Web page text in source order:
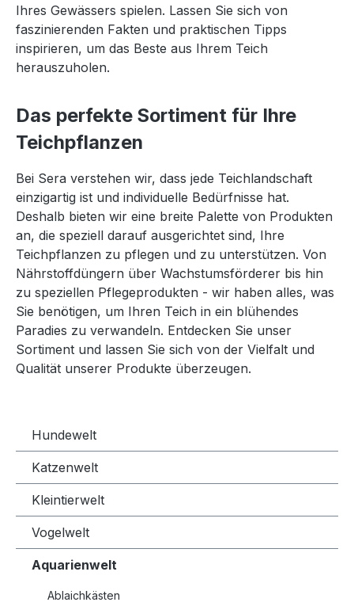
Ihres Gewässers spielen. Lassen Sie sich von
faszinierenden Fakten und praktischen Tipps
inspirieren, um das Beste aus Ihrem Teich
herauszuholen.
Das perfekte Sortiment für Ihre
Teichpflanzen
Bei Sera verstehen wir, dass jede Teichlandschaft
einzigartig ist und individuelle Bedürfnisse hat.
Deshalb bieten wir eine breite Palette von Produkten
an, die speziell darauf ausgerichtet sind, Ihre
Teichpflanzen zu pflegen und zu unterstützen. Von
Nährstoffdüngern über Wachstumsförderer bis hin
zu speziellen Pflegeprodukten - wir haben alles, was
Sie benötigen, um Ihren Teich in ein blühendes
Paradies zu verwandeln. Entdecken Sie unser
Sortiment und lassen Sie sich von der Vielfalt und
Qualität unserer Produkte überzeugen.
Hundewelt
Katzenwelt
Kleintierwelt
Vogelwelt
Aquarienwelt
Ablaichkästen